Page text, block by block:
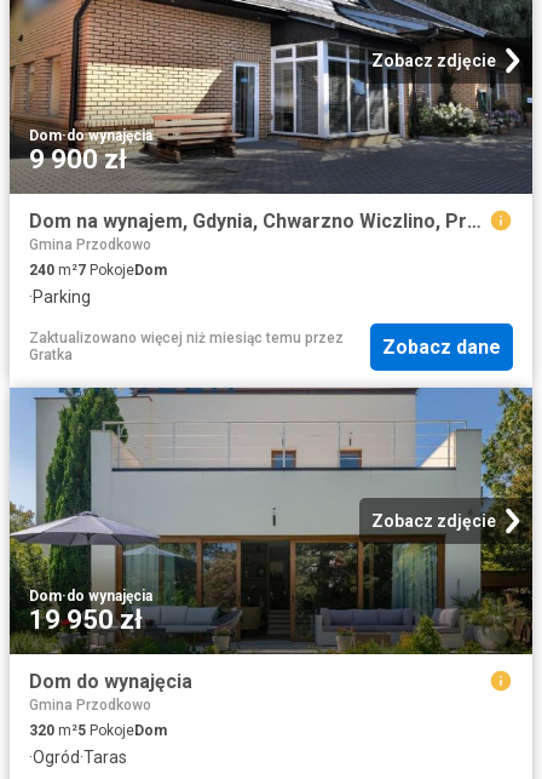
Zobacz zdjęcie
Dom·do wynajęcia
9 900 zł
Dom na wynajem, Gdynia, Chwarzno Wiczlino, Prostokątna
Gmina Przodkowo
240 m²7 PokojeDom
·Parking
Zaktualizowano więcej niż miesiąc temu przez
Gratka
Zobacz dane
Zobacz zdjęcie
Dom·do wynajęcia
19 950 zł
Dom do wynajęcia
Gmina Przodkowo
320 m²5 PokojeDom
·Ogród·Taras